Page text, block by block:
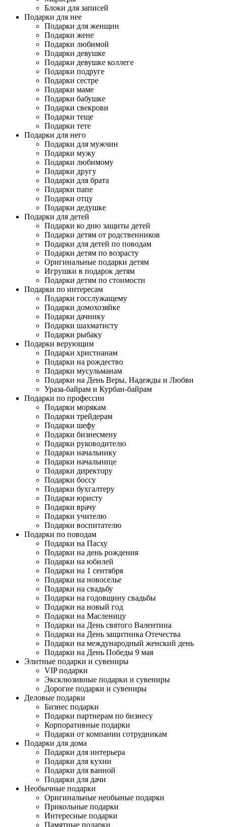
Блоки для записей
Подарки для нее
Подарки для женщин
Подарки жене
Подарки любимой
Подарки девушке
Подарки девушке коллеге
Подарки подруге
Подарки сестре
Подарки маме
Подарки бабушке
Подарки свекрови
Подарки теще
Подарки тете
Подарки для него
Подарки для мужчин
Подарки мужу
Подарки любимому
Подарки другу
Подарки для брата
Подарки папе
Подарки отцу
Подарки дедушке
Подарки для детей
Подарки ко дню защиты детей
Подарки детям от родственников
Подарки для детей по поводам
Подарки детям по возрасту
Оригинальные подарки детям
Игрушки в подарок детям
Подарки детям по стоимости
Подарки по интересам
Подарки госслужащему
Подарки домохозяйке
Подарки дачнику
Подарки шахматисту
Подарки рыбаку
Подарки верующим
Подарки христианам
Подарки на рождество
Подарки мусульманам
Подарки на День Веры, Надежды и Любви
Ураза-байрам и Курбан-байрам
Подарки по профессии
Подарки морякам
Подарки трейдерам
Подарки шефу
Подарки бизнесмену
Подарки руководителю
Подарки начальнику
Подарки начальнице
Подарки директору
Подарки боссу
Подарки бухгалтеру
Подарки юристу
Подарки врачу
Подарки учителю
Подарки воспитателю
Подарки по поводам
Подарки на Пасху
Подарки на день рождения
Подарки на юбилей
Подарки на 1 сентября
Подарки на новоселье
Подарки на свадьбу
Подарки на годовщину свадьбы
Подарки на новый год
Подарки на Масленицу
Подарки на День святого Валентина
Подарки на День защитника Отечества
Подарки на международный женский день
Подарки на День Победы 9 мая
Элитные подарки и сувениры
VIP подарки
Эксклюзивные подарки и сувениры
Дорогие подарки и сувениры
Деловые подарки
Бизнес подарки
Подарки партнерам по бизнесу
Корпоративные подарки
Подарки от компании сотрудникам
Подарки для дома
Подарки для интерьера
Подарки для кухни
Подарки для ванной
Подарки для дачи
Необычные подарки
Оригинальные необыные подарки
Прикольные подарки
Интересные подарки
Памятные подарки